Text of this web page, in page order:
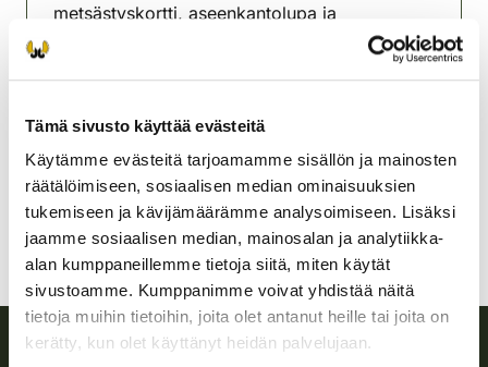
Tämä sivusto käyttää evästeitä
Käytämme evästeitä tarjoamamme sisällön ja mainosten
räätälöimiseen, sosiaalisen median ominaisuuksien
tukemiseen ja kävijämäärämme analysoimiseen. Lisäksi
jaamme sosiaalisen median, mainosalan ja analytiikka-
alan kumppaneillemme tietoja siitä, miten käytät
sivustoamme. Kumppanimme voivat yhdistää näitä
tietoja muihin tietoihin, joita olet antanut heille tai joita on
kerätty, kun olet käyttänyt heidän palvelujaan.
metsästyskortti, aseenkantolupa ja
Pohjois-Häme
kuhmoinen@rhy.riista.fi